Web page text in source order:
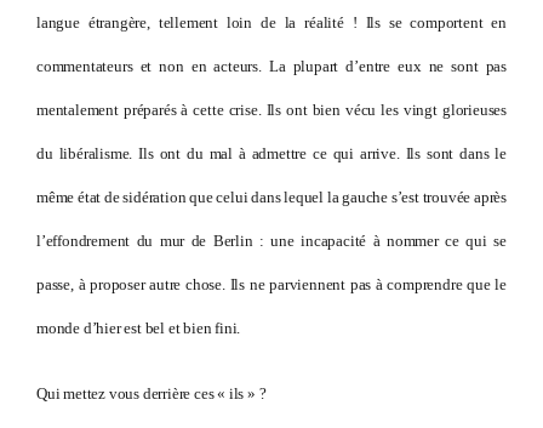
langue étrangère, tellement loin de la réalité ! Ils se comportent en
commentateurs et non en acteurs. La plupart d’entre eux ne sont pas
mentalement préparés à cette crise. Ils ont bien vécu les vingt glorieuses
du libéralisme. Ils ont du mal à admettre ce qui arrive. Ils sont dans le
même état de sidération que celui dans lequel la gauche s’est trouvée après
l’effondrement du mur de Berlin : une incapacité à nommer ce qui se
passe, à proposer autre chose. Ils ne parviennent pas à comprendre que le
monde d’hier est bel et bien fini.
Qui mettez vous derrière ces « ils » ?